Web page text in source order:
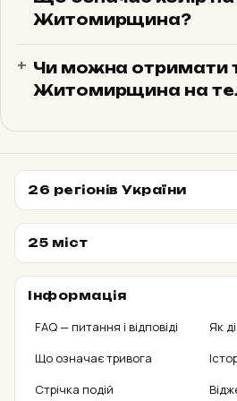
Область
Район
Район
Шосткинський
ПОВІТРЯНА
Район
ПОВІТРЯНА
Охтирський район
Житомирщина?
Чи можна отримати
Житомирщина на
26 регіонів України
25 міст
Інформація
FAQ — питання і відповіді
Як
Що означає тривога
Стрічка подій